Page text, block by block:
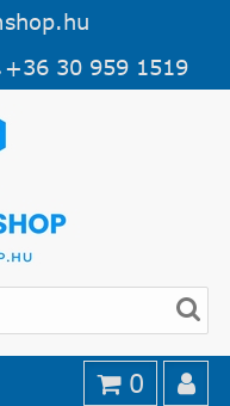
+36 30 959 1519
0